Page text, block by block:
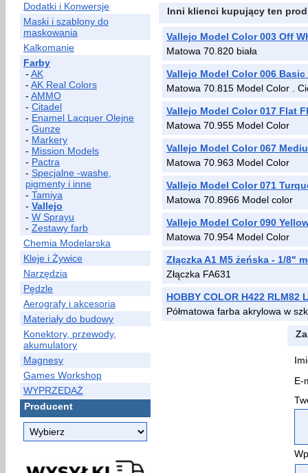
Dodatki i Konwersje
Maski i szablony do
maskowania
Kalkomanie
Farby
- AK
- AK Real Colors
- AMMO
- Citadel
- Enamel Lacquer Olejne
- Gunze
- Markery
- Mission Models
- Pactra
- Specjalne -washe,
pigmenty i inne
- Tamiya
- Vallejo
- W Sprayu
- Zestawy farb
Chemia Modelarska
Kleje i Żywice
Narzędzia
Pędzle
Aerografy i akcesoria
Materiały do budowy
Konektory, przewody,
akumulatory
Magnesy
Games Workshop
WYPRZEDAŻ
Producent
Inni klienci kupujący ten
Vallejo Model Color 003 Off
Matowa 70.820 biała
Vallejo Model Color 006
Matowa 70.815 Model Color .
Vallejo Model Color 017 Flat
Matowa 70.955 Model Color
Vallejo Model Color 067
Matowa 70.963 Model Color
Vallejo Model Color 071
Matowa 70.8966 Model color
Vallejo Model Color 090
Matowa 70.954 Model Color
Złączka A1 M5 żeńska - 1/8"
Złączka FA631
HOBBY COLOR H422 RLM82
Półmatowa farba akrylowa w
E-